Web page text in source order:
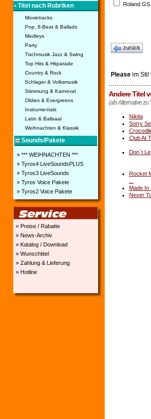
• Titel nach Rubriken
Movietracks
Pop, 8-Beat & Ballads
Medleys
Party
Tischmusik Jazz & Swing
Top Hits & Hitparade
Country & Rock
Schlager & Volksmusik
Stimmung & Karneval
Oldies & Evergreens
Instrumentals
Latin & Ballsaal
Weihnachten & Klassik
Sounds/Pakete
» *** WEIHNACHTEN ***
» Tyros4 LiveSoundsPLUS
» Tyros3 LiveSounds
» Tyros Voice Pakete
» Tyros2 Voice Pakete
» Preise / Rabatte
» News-Archiv
» Katalog / Download
» Wunschtitel
» Zahlung & Lieferung
» Hotline
Roland
zurück
Pleaseim Stil
Andere Titel
(als Alternative zu
Nikita
Sorry
Club At
Don´t
Rocket
Made In
Never